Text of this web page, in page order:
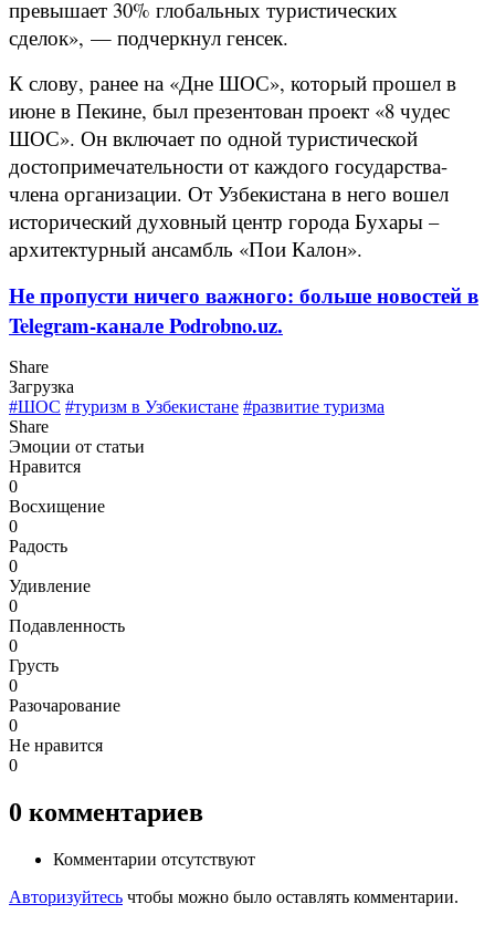
превышает 30% глобальных туристических
сделок», — подчеркнул генсек.
К слову, ранее на «Дне ШОС», который прошел в
июне в Пекине, был презентован проект «8 чудес
ШОС». Он включает по одной туристической
достопримечательности от каждого государства-
члена организации. От Узбекистана в него вошел
исторический духовный центр города Бухары –
архитектурный ансамбль «Пои Калон».
Не пропусти ничего важного: больше новостей в
Telegram-канале Podrobno.uz.
Share
Загрузка
#ШОС #туризм в Узбекистане #развитие туризма
Share
Эмоции от статьи
Нравится
0
Восхищение
0
Радость
0
Удивление
0
Подавленность
0
Грусть
0
Разочарование
0
Не нравится
0
0 комментариев
Комментарии отсутствуют
Авторизуйтесь чтобы можно было оставлять комментарии.